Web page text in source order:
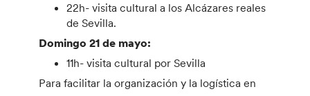
22h- visita cultural a los Alcázares reales
de Sevilla.
Domingo 21 de mayo:
11h- visita cultural por Sevilla
Para facilitar la organización y la logística en